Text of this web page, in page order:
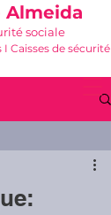
Almeida
sociale
Caisses de sécurité